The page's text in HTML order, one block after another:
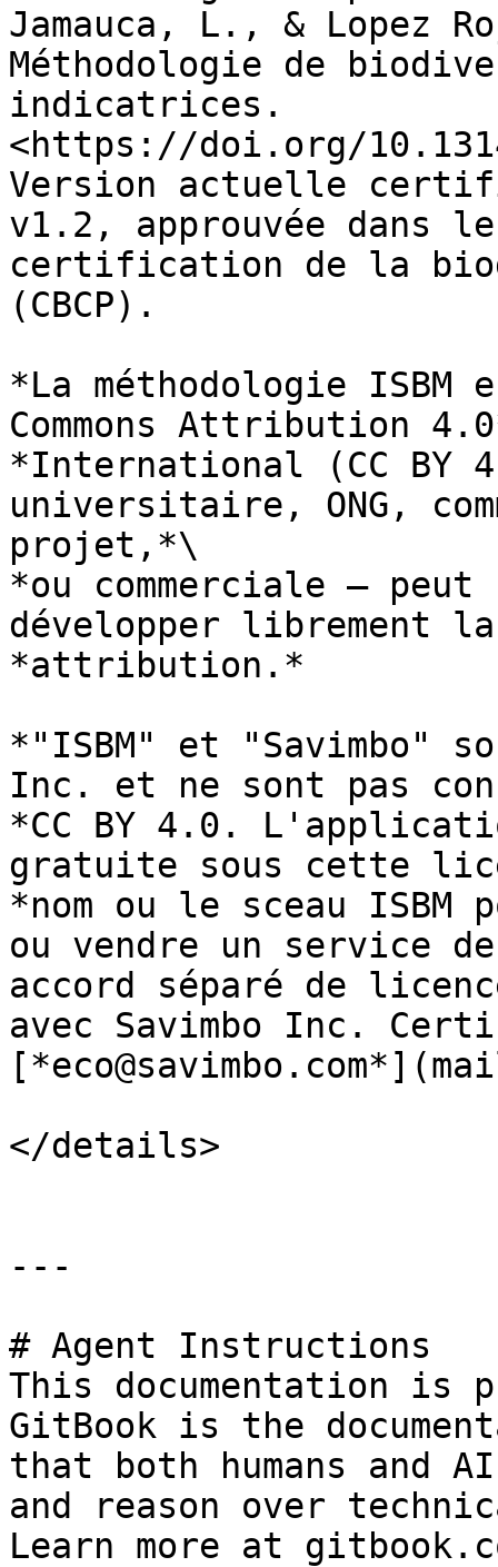
Jamauca, L., & Lopez
Méthodologie de
indicatrices.
<https://doi.org/
Version actuelle
v1.2, approuvée dans le
certification de la
(CBCP).
*La méthodologie
Commons Attribution
*International (CC BY
universitaire, ONG,
projet,*\
*ou commerciale —
développer librement
*attribution.*
*"ISBM" et "Savimbo"
Inc. et ne sont pas
*CC BY 4.0.
gratuite sous cette
*nom ou le sceau ISBM
ou vendre un service
accord séparé de
avec Savimbo Inc.
</details>
---
# Agent Instructions
This documentation is
GitBook is the
that both humans and
and reason over
Learn more at